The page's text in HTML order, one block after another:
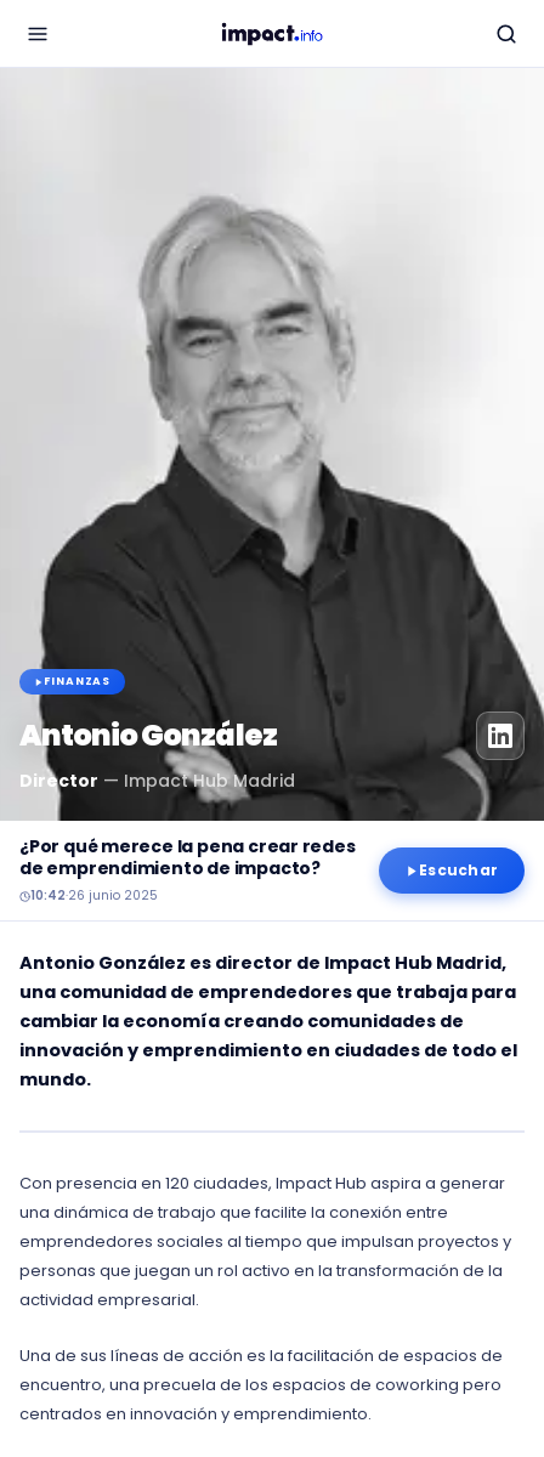
FINANZAS
Antonio González
Director — Impact Hub Madrid
¿Por qué merece la pena crear redes
de emprendimiento de impacto?
10:42·26 junio 2025
Escuchar
Antonio González es director de Impact Hub Madrid,
una comunidad de emprendedores que trabaja para
cambiar la economía creando comunidades de
innovación y emprendimiento en ciudades de todo el
mundo.
Con presencia en 120 ciudades, Impact Hub aspira a generar
una dinámica de trabajo que facilite la conexión entre
emprendedores sociales al tiempo que impulsan proyectos y
personas que juegan un rol activo en la transformación de la
actividad empresarial.
Una de sus líneas de acción es la facilitación de espacios de
encuentro, una precuela de los espacios de coworking pero
centrados en innovación y emprendimiento.